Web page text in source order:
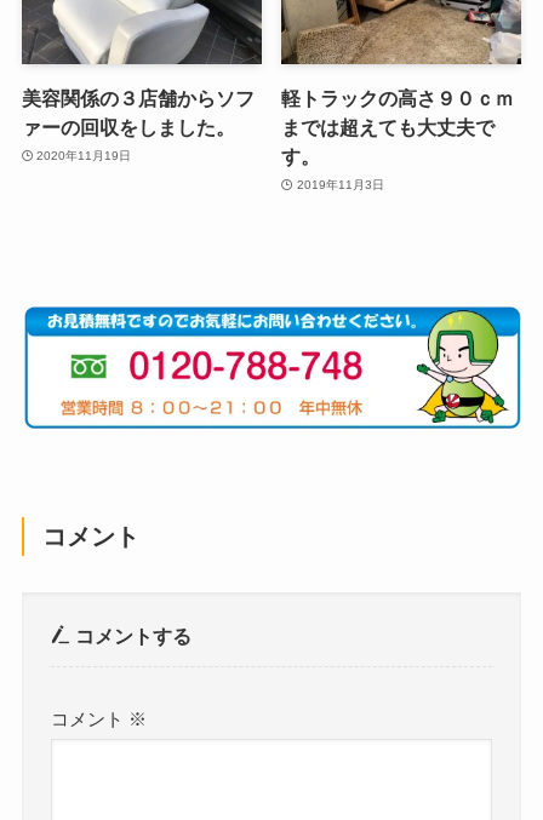
美容関係の３店舗からソフ
ァーの回収をしました。
2020年11月19日
軽トラックの高さ９０ｃｍ
までは超えても大丈夫で
す。
2019年11月3日
コメント
コメントする
コメント ※